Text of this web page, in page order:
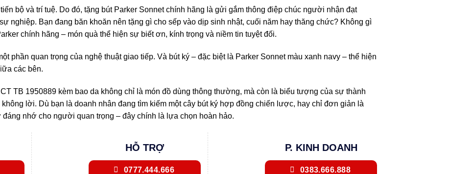
bộ và trí tuệ. Do đó, tặng bút Parker Sonnet chính hãng là gửi gắm thông điệp chúc người nhận đạt
nghiệp. Bạn đang băn khoăn nên tặng gì cho sếp vào dịp sinh nhật, cuối năm hay thăng chức? Không gì
chính hãng – món quà thể hiện sự biết ơn, kính trọng và niềm tin tuyệt đối.
phần quan trọng của nghệ thuật giao tiếp. Và bút ký – đặc biệt là Parker Sonnet màu xanh navy – thể hiện
các bên.
TB 1950889 kèm bao da không chỉ là món đồ dùng thông thường, mà còn là biểu tượng của sự thành
lời. Dù bạn là doanh nhân đang tìm kiếm một cây bút ký hợp đồng chiến lược, hay chỉ đơn giản là
nhớ cho người quan trọng – đây chính là lựa chọn hoàn hảo.
HỖ TRỢ
0777.444.666
P. KINH DOANH
0383.666.888